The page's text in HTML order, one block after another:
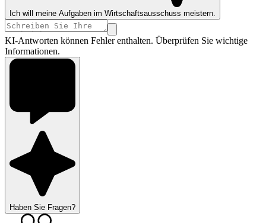
Ich will meine Aufgaben im Wirtschaftsausschuss meistern.
KI-Antworten können Fehler enthalten. Überprüfen Sie wichtige
Informationen.
Haben Sie Fragen?